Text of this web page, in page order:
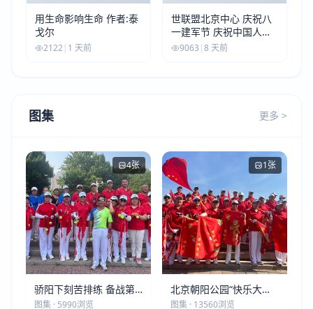
用生命影响生命 作者:泰
戈尔
2122 | 1 天前
世联盟北京中心 庆祝八
一建军节 庆祝中国人民
解放军建军99周年
9063 |8 天前
图集 更多 >
4张
骄阳下刻苦排练 备战第
五届莫斯科世界大健康运
图集 · 5990浏览
1张
北京朝阳公园“快乐大本
营”建党105周年庆祝活动
图集 · 13560浏览